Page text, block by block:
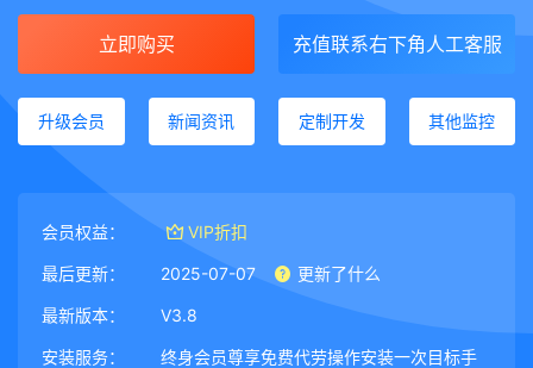
立即购买 充值联系右下角人工客服
升级会员 新闻资讯 定制开发 其他监控
会员权益： VIP折扣
最后更新： 2025-07-07 更新了什么
最新版本： V3.8
安装服务： 终身会员尊享免费代劳操作安装一次目标手